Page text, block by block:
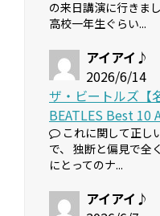
の来日講演に行きま
高校一年生ぐらい...
アイアイ♪
2026/6/14
ザ・ビートルズ【
BEATLES Best 10
これに関して正し
で、 独断と偏見で全
にとってのナ...
アイアイ♪